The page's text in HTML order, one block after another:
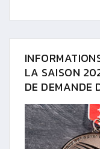
LA SAISON
DE DEMANDE